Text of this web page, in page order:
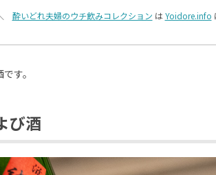
酔いどれ夫婦のウチ飲みコレクション は Yoidore.info
す。
び酒